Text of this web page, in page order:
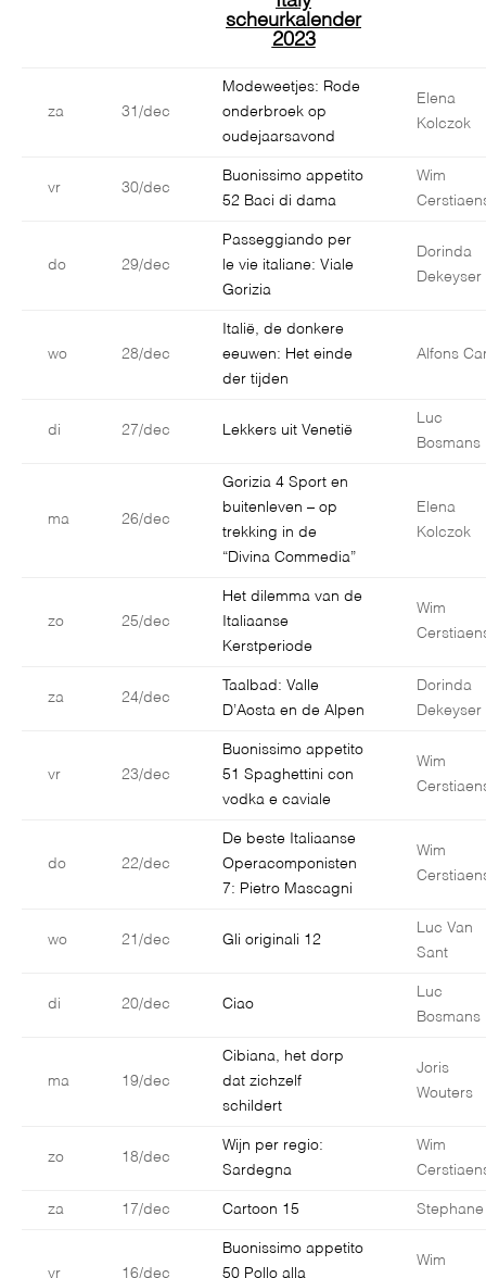
scheurkalender
2023
za 31/dec
Modeweetjes: Rode
onderbroek op
oudejaarsavond
Elena
Kolczok
vr 30/dec
Buonissimo appetito
52 Baci di dama
Wim
do 29/dec
Passeggiando per
le vie italiane: Viale
Gorizia
Dorinda
Dekeyser
wo 28/dec
Italië, de donkere
eeuwen: Het einde
der tijden
Alfons
di 27/dec Lekkers uit Venetië
Luc
Bosmans
ma 26/dec
Gorizia 4 Sport en
buitenleven – op
trekking in de
“Divina Commedia”
Elena
Kolczok
zo 25/dec
Het dilemma van de
Italiaanse
Kerstperiode
Wim
za 24/dec
Taalbad: Valle
D’Aosta en de Alpen
Dorinda
Dekeyser
vr 23/dec
Buonissimo appetito
51 Spaghettini con
vodka e caviale
Wim
do 22/dec
De beste Italiaanse
Operacomponisten
7: Pietro Mascagni
Wim
wo 21/dec Gli originali 12
Luc Van
Sant
di 20/dec Ciao
Luc
Bosmans
ma 19/dec
Cibiana, het dorp
dat zichzelf
schildert
Joris
Wouters
zo 18/dec
Wijn per regio:
Sardegna
Wim
za 17/dec Cartoon 15 Stephane
vr 16/dec
Buonissimo appetito
50 Pollo alla
Wim